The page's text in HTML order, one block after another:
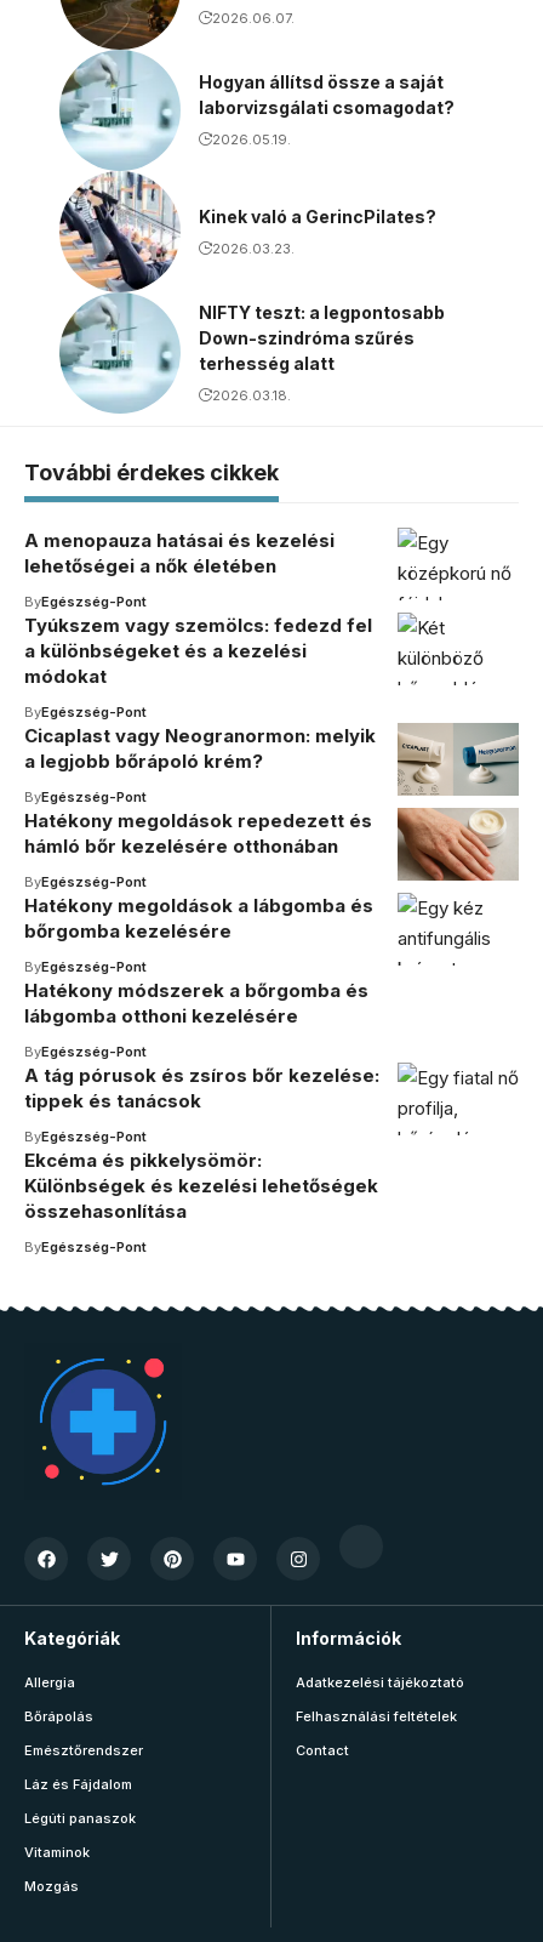
2026.06.07.
Hogyan állítsd össze a saját
laborvizsgálati csomagodat?
2026.05.19.
Kinek való a GerincPilates?
2026.03.23.
NIFTY teszt: a legpontosabb
Down-szindróma szűrés
terhesség alatt
2026.03.18.
További érdekes cikkek
A menopauza hatásai és kezelési
lehetőségei a nők életében
ByEgészség-Pont
Tyúkszem vagy szemölcs: fedezd fel
a különbségeket és a kezelési
módokat
ByEgészség-Pont
Cicaplast vagy Neogranormon: melyik
a legjobb bőrápoló krém?
ByEgészség-Pont
Hatékony megoldások repedezett és
hámló bőr kezelésére otthonában
ByEgészség-Pont
Hatékony megoldások a lábgomba és
bőrgomba kezelésére
ByEgészség-Pont
Hatékony módszerek a bőrgomba és
lábgomba otthoni kezelésére
ByEgészség-Pont
A tág pórusok és zsíros bőr kezelése:
tippek és tanácsok
ByEgészség-Pont
Ekcéma és pikkelysömör:
Különbségek és kezelési lehetőségek
összehasonlítása
ByEgészség-Pont
Kategóriák
Allergia
Bőrápolás
Emésztőrendszer
Láz és Fájdalom
Légúti panaszok
Vitaminok
Mozgás
Információk
Adatkezelési tájékoztató
Felhasználási feltételek
Contact